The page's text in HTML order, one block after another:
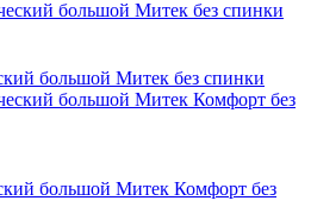
большой Митек без спинки
большой Митек Комфорт без